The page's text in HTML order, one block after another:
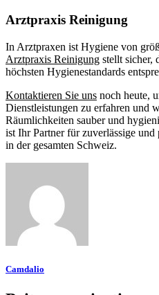
Arztpraxis Reinigung
In Arztpraxen ist Hygiene von
Arztpraxis Reinigung stellt sicher,
höchsten Hygienestandards
Kontaktieren Sie uns noch heute,
Dienstleistungen zu erfahren und
Räumlichkeiten sauber und
ist Ihr Partner für zuverlässige
in der gesamten Schweiz.
Camdalio